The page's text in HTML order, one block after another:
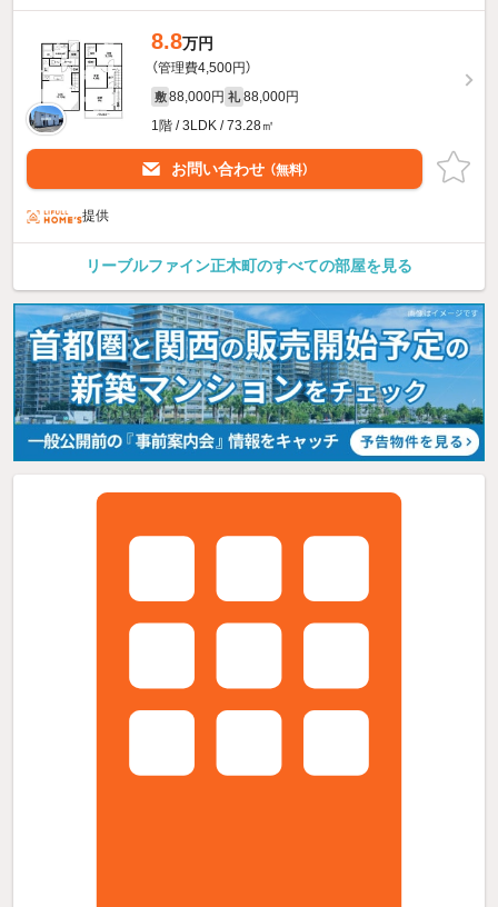
8.8万円
（管理費4,500円）
敷 88,000円 礼 88,000円
1階 / 3LDK / 73.28㎡
お問い合わせ （無料）
提供
リーブルファイン正木町のすべての部屋を見る